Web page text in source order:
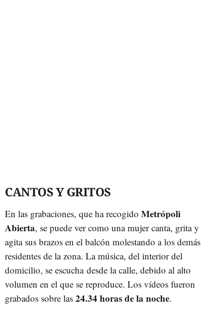
CANTOS Y GRITOS
En las grabaciones, que ha recogido Metrópoli
Abierta, se puede ver como una mujer canta, grita y
agita sus brazos en el balcón molestando a los demás
residentes de la zona. La música, del interior del
domicilio, se escucha desde la calle, debido al alto
volumen en el que se reproduce. Los vídeos fueron
grabados sobre las 24.34 horas de la noche.